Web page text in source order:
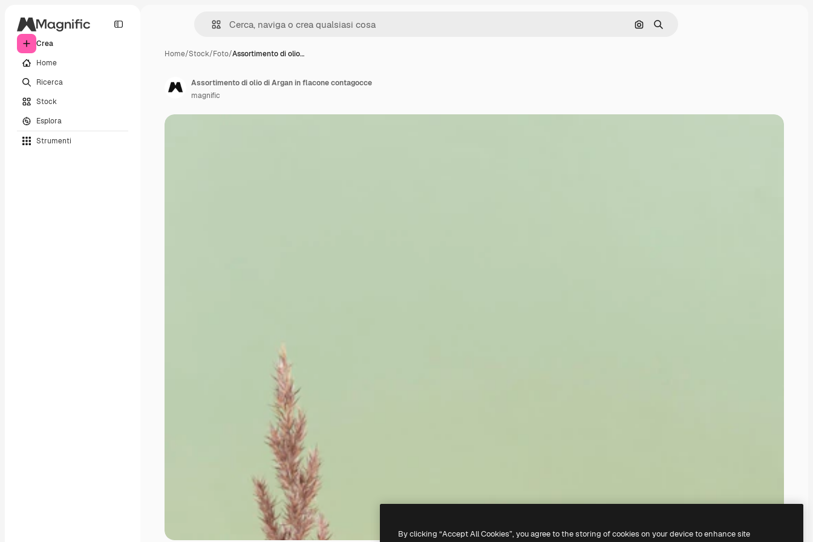
Crea
Home
Ricerca
Stock
Esplora
Strumenti
Cerca per immagine
Ricerca
Home/Stock/Foto/Assortimento di olio…
Assortimento di olio di Argan in flacone contagocce
magnific
By clicking “Accept All Cookies”, you agree to the storing of cookies on your device to enhance site